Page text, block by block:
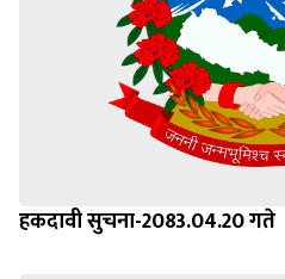
हकदावी सुचना-2083.04.20 गते